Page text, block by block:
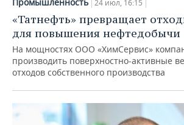
Промышленность 24 июл, 16:15
«Татнефть» превращает
для повышения нефтедобычи
На мощностях ООО «ХимСервис»
производить поверхностно-активные
отходов собственного производства